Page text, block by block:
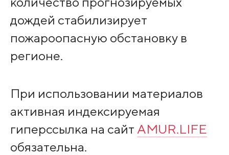
дождей стабилизирует
пожароопасную обстановку в
регионе.
При использовании материалов
активная индексируемая
гиперссылка на сайт AMUR.LIFE
обязательна.